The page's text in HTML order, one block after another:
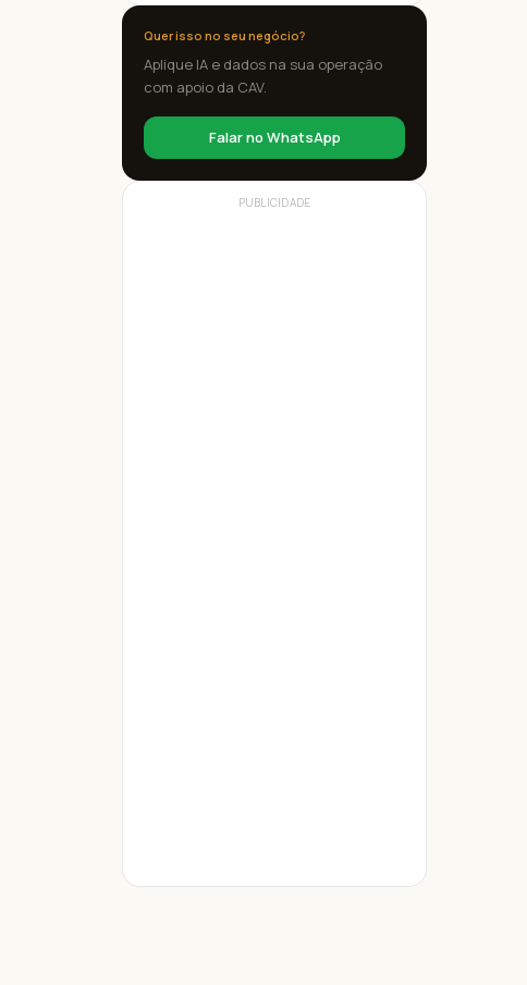
Quer isso no seu negócio?
Aplique IA e dados na sua operação
com apoio da CAV.
Falar no WhatsApp
PUBLICIDADE